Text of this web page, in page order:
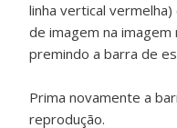
linha vertical
de imagem na
premindo a barra de
Prima novamente a
reprodução.